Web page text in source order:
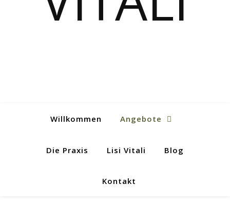
Willkommen Angebote
Die Praxis Lisi Vitali Blog
Kontakt